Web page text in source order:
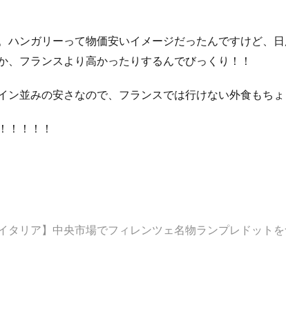
ハンガリーって物価安いイメージだったんですけど、
、フランスより高かったりするんでびっくり！！
ン並みの安さなので、フランスでは行けない外食もち
！！！！
イタリア】中央市場でフィレンツェ名物ランプレドット